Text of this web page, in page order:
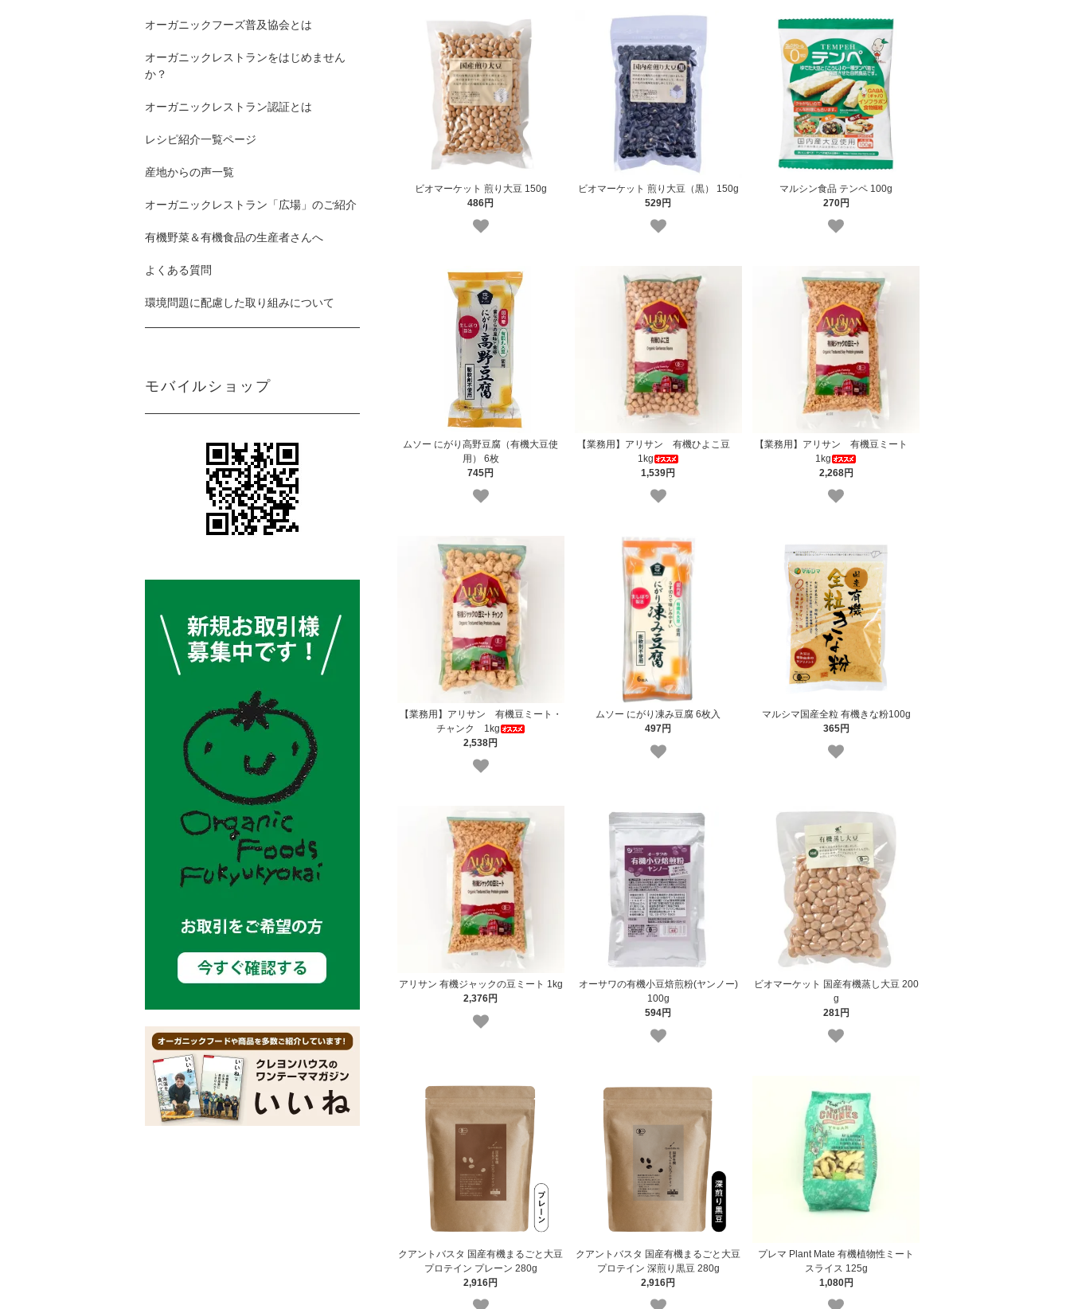
ビオマーケット 煎り大豆 150g
486円
ビオマーケット 煎り大豆（黒） 150g
529円
マルシン食品 テンペ 100g
270円
ムソー にがり高野豆腐（有機大豆使
用） 6枚
745円
【業務用】アリサン 有機ひよこ豆
1kg
1,539円
【業務用】アリサン 有機豆ミート
1kg
2,268円
【業務用】アリサン 有機豆ミート・
チャンク 1kg
2,538円
ムソー にがり凍み豆腐 6枚入
497円
マルシマ国産全粒 有機きな粉100g
365円
アリサン 有機ジャックの豆ミート 1kg
2,376円
オーサワの有機小豆焙煎粉(ヤンノー)
100g
594円
ビオマーケット 国産有機蒸し大豆 200
g
281円
クアントバスタ 国産有機まるごと大豆
プロテイン プレーン 280g
2,916円
クアントバスタ 国産有機まるごと大豆
プロテイン 深煎り黒豆 280g
2,916円
プレマ Plant Mate 有機植物性ミート
スライス 125g
1,080円
オーガニックフーズ普及協会とは
オーガニックレストランをはじめません
か？
オーガニックレストラン認証とは
レシピ紹介一覧ページ
産地からの声一覧
オーガニックレストラン「広場」のご紹介
有機野菜＆有機食品の生産者さんへ
よくある質問
環境問題に配慮した取り組みについて
モバイルショップ